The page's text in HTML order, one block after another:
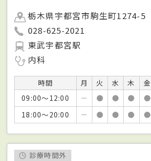
栃木県宇都宮市駒生町1274-5
028-625-2021
東武宇都宮駅
内科
時間 月 火 水 木 金
09:00～12:00
－ ● ● ● ●
18:00～20:00
－ ● ● ● ●
診療時間外